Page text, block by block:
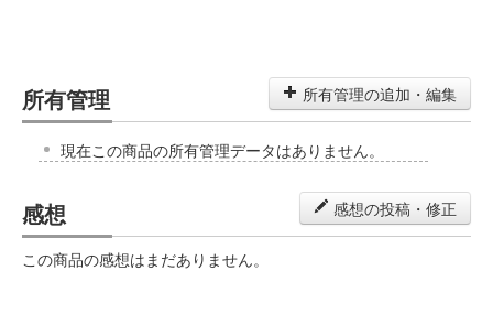
所有管理 所有管理の追加・編集
現在この商品の所有管理データはありません。
感想 感想の投稿・修正
この商品の感想はまだありません。